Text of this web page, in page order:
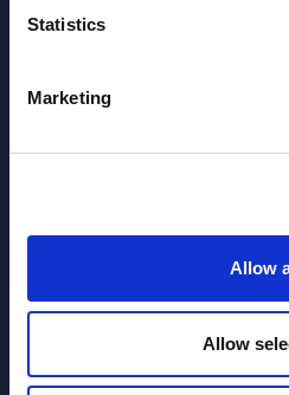
Statistics
Marketing
Allow
Allow
Tu agencia de viajes